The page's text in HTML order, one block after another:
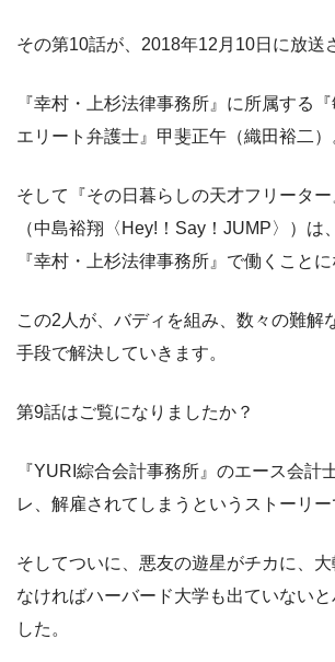
その第10話が、2018年12月10日に放送
『幸村・上杉法律事務所』に所属する
エリート弁護士』甲斐正午（織田裕二）
そして『その日暮らしの天才フリータ
（中島裕翔〈Hey!！Say！JUMP〉）は
『幸村・上杉法律事務所』で働くことに
この2人が、バディを組み、数々の難解
手段で解決していきます。
第9話はご覧になりましたか？
『YURI綜合会計事務所』のエース会計
レ、解雇されてしまうというストーリー
そしてついに、悪友の遊星がチカに、
なければハーバード大学も出ていない
した。